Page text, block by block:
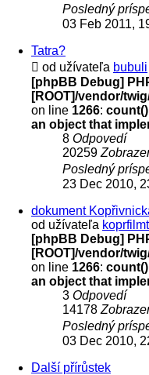
Posledný
03 Feb 2011,
Tatra?
od užívateľa bubuli
[phpBB Debug]
[ROOT]/vendor/
on line 1266:
an object that
8 Odpovedí
20259
Posledný
23 Dec 2010,
dokument
od užívateľa
[phpBB Debug]
[ROOT]/vendor/
on line 1266:
an object that
3 Odpovedí
14178
Posledný
03 Dec 2010,
Další přírůstek